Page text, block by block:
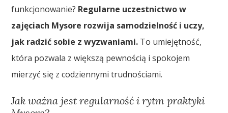
funkcjonowanie? Regularne uczestnictwo w
zajęciach Mysore rozwija samodzielność i uczy,
jak radzić sobie z wyzwaniami. To umiejętność,
która pozwala z większą pewnością i spokojem
mierzyć się z codziennymi trudnościami.
Jak ważna jest regularność i rytm praktyki